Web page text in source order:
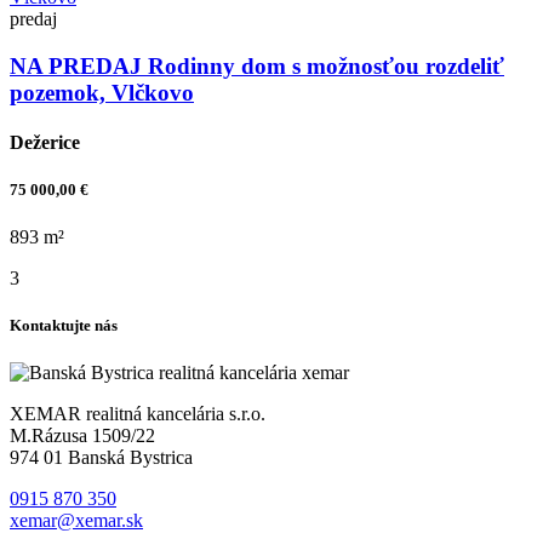
predaj
NA PREDAJ Rodinny dom s možnosťou rozdeliť
pozemok, Vlčkovo
Dežerice
75 000,00 €
893 m²
3
Kontaktujte nás
XEMAR realitná kancelária s.r.o.
M.Rázusa 1509/22
974 01 Banská Bystrica
0915 870 350
xemar@xemar.sk